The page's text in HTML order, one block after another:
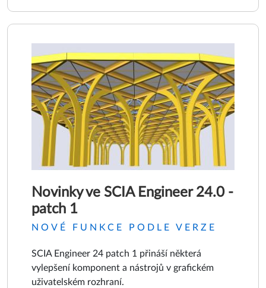
Novinky ve SCIA Engineer 24.0 -
patch 1
NOVÉ FUNKCE PODLE VERZE
SCIA Engineer 24 patch 1 přináší některá
vylepšení komponent a nástrojů v grafickém
uživatelském rozhraní.